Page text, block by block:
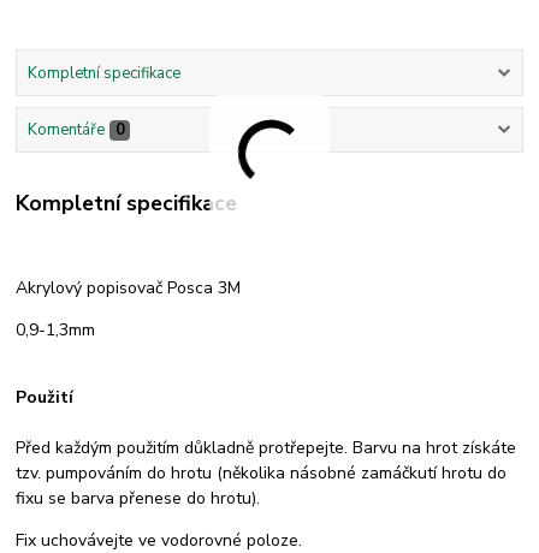
Kompletní specifikace
Komentáře 0
Kompletní specifikace
Akrylový popisovač Posca 3M
0,9-1,3mm
Použití
Před každým použitím důkladně protřepejte. Barvu na hrot získáte
tzv. pumpováním do hrotu (několika násobné zamáčkutí hrotu do
fixu se barva přenese do hrotu).
Fix uchovávejte ve vodorovné poloze.